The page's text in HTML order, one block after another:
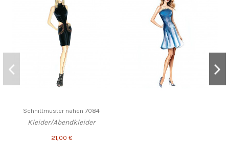
Schnittmuster nähen 7084
Kleider/Abendkleider
21,00 €